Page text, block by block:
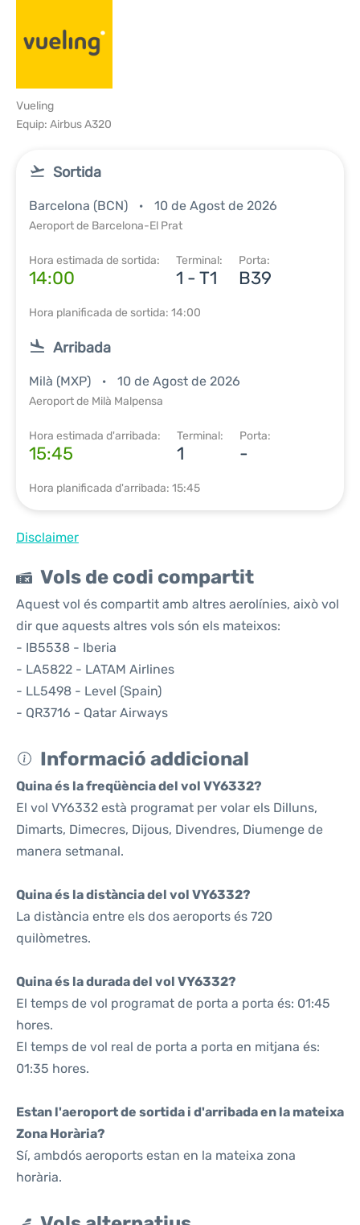
Vueling
Equip: Airbus A320
Sortida
Barcelona (BCN) 10 de Agost de 2026
Aeroport de Barcelona-El Prat
Hora estimada de sortida:
14:00
Terminal:
1 - T1
Porta:
B39
Hora planificada de sortida: 14:00
Arribada
Milà (MXP) 10 de Agost de 2026
Aeroport de Milà Malpensa
Hora estimada d'arribada:
15:45
Terminal:
1
Porta:
-
Hora planificada d'arribada: 15:45
Disclaimer
Vols de codi compartit
Aquest vol és compartit amb altres aerolínies, això vol
dir que aquests altres vols són els mateixos:
- IB5538 - Iberia
- LA5822 - LATAM Airlines
- LL5498 - Level (Spain)
- QR3716 - Qatar Airways
Informació addicional
Quina és la freqüència del vol VY6332?
El vol VY6332 està programat per volar els Dilluns,
Dimarts, Dimecres, Dijous, Divendres, Diumenge de
manera setmanal.
Quina és la distància del vol VY6332?
La distància entre els dos aeroports és 720
quilòmetres.
Quina és la durada del vol VY6332?
El temps de vol programat de porta a porta és: 01:45
hores.
El temps de vol real de porta a porta en mitjana és:
01:35 hores.
Estan l'aeroport de sortida i d'arribada en la mateixa
Zona Horària?
Sí, ambdós aeroports estan en la mateixa zona
horària.